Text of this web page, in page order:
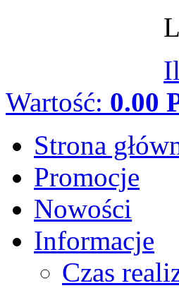
Wartość: 0.00
Strona
Promocje
Nowości
Informacje
Czas